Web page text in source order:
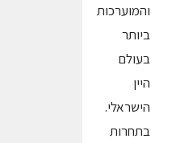
והמוערכות
ביותר
בעולם
היין
הישראלי.
בתחרות